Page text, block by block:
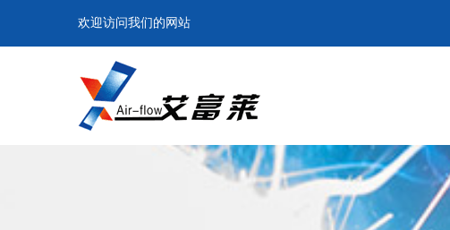
欢迎访问我们的网站